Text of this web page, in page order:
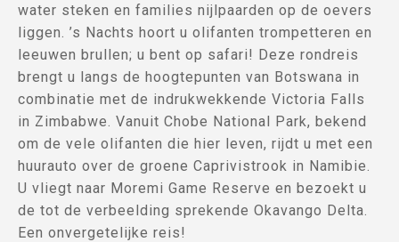
water steken en families nijlpaarden op de oevers
liggen. ’s Nachts hoort u olifanten trompetteren en
leeuwen brullen; u bent op safari! Deze rondreis
brengt u langs de hoogtepunten van Botswana in
combinatie met de indrukwekkende Victoria Falls
in Zimbabwe. Vanuit Chobe National Park, bekend
om de vele olifanten die hier leven, rijdt u met een
huurauto over de groene Caprivistrook in Namibie.
U vliegt naar Moremi Game Reserve en bezoekt u
de tot de verbeelding sprekende Okavango Delta.
Een onvergetelijke reis!